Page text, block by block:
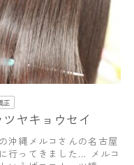
正
ヤキョウセイ
沖縄メルコさんの名古屋
行ってきました… メルコ